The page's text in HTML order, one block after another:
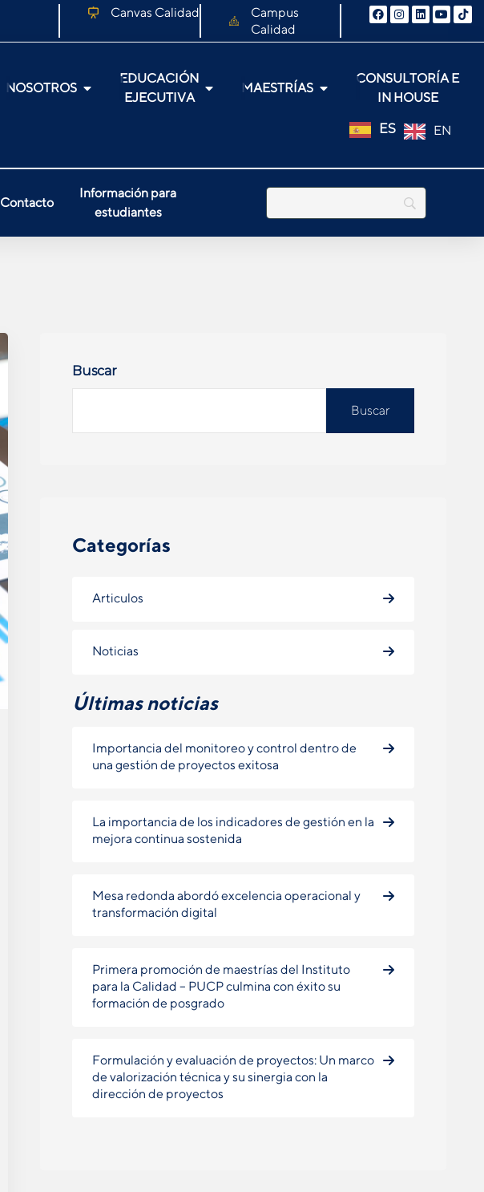
Canvas Calidad
Campus
Calidad
NOSOTROS
EDUCACIÓN
EJECUTIVA
MAESTRÍAS
CONSULTORÍA E
IN HOUSE
ES EN
Contacto
Información para
estudiantes
Buscar
Buscar
Categorías
Articulos
Noticias
Últimas noticias
Importancia del monitoreo y control dentro de
una gestión de proyectos exitosa
La importancia de los indicadores de gestión en la
mejora continua sostenida
Mesa redonda abordó excelencia operacional y
transformación digital
Primera promoción de maestrías del Instituto
para la Calidad – PUCP culmina con éxito su
formación de posgrado
Formulación y evaluación de proyectos: Un marco
de valorización técnica y su sinergia con la
dirección de proyectos